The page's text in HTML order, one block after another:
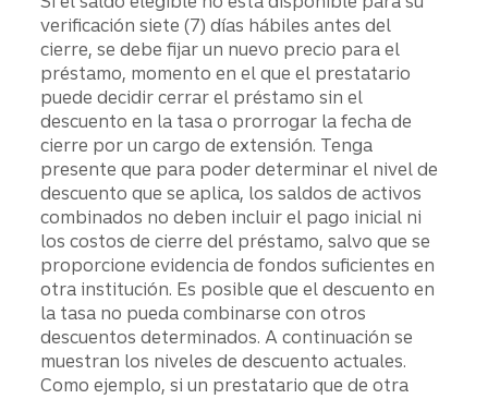
verificación siete (7) días hábiles antes del
cierre, se debe fijar un nuevo precio para el
préstamo, momento en el que el prestatario
puede decidir cerrar el préstamo sin el
descuento en la tasa o prorrogar la fecha de
cierre por un cargo de extensión. Tenga
presente que para poder determinar el nivel de
descuento que se aplica, los saldos de activos
combinados no deben incluir el pago inicial ni
los costos de cierre del préstamo, salvo que se
proporcione evidencia de fondos suficientes en
otra institución. Es posible que el descuento en
la tasa no pueda combinarse con otros
descuentos determinados. A continuación se
muestran los niveles de descuento actuales.
Como ejemplo, si un prestatario que de otra